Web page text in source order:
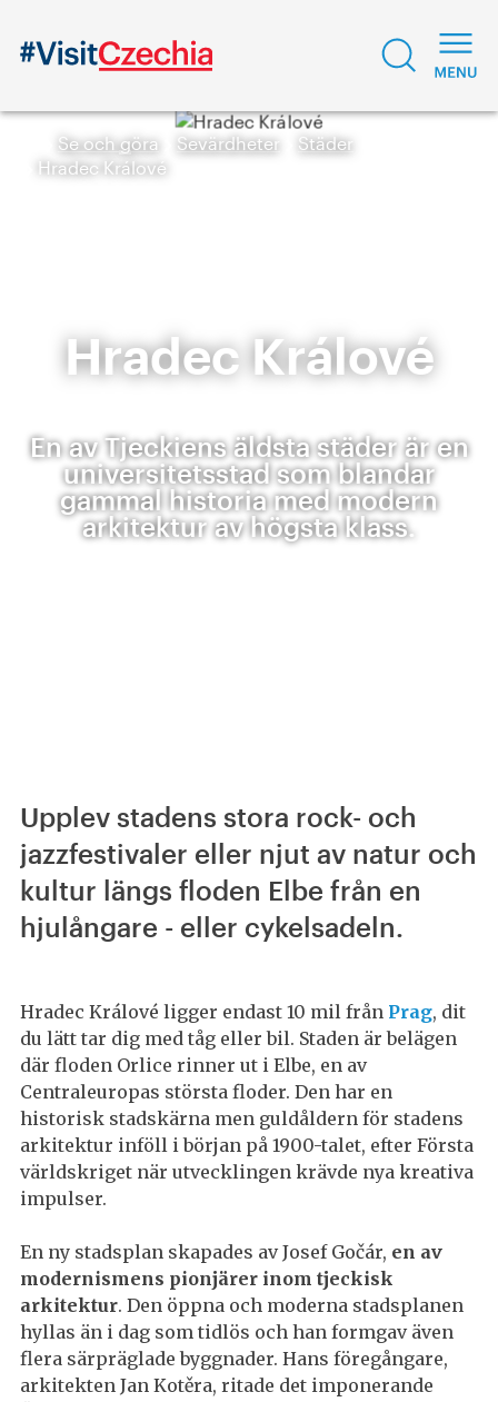
Se och göra Sevärdheter
Städer
Hradec Králové
Hradec Králové
En av Tjeckiens äldsta städer är en
universitetsstad som blandar
gammal historia med modern
arkitektur av högsta klass.
Upplev stadens stora rock- och
jazzfestivaler eller njut av natur och
kultur längs floden Elbe från en
hjulångare - eller cykelsadeln.
Hradec Králové ligger endast 10 mil från Prag, dit
du lätt tar dig med tåg eller bil. Staden är belägen
där floden Orlice rinner ut i Elbe, en av
Centraleuropas största floder. Den har en
historisk stadskärna men guldåldern för stadens
arkitektur inföll i början på 1900-talet, efter Första
världskriget när utvecklingen krävde nya kreativa
impulser.
En ny stadsplan skapades av Josef Gočár, en av
modernismens pionjärer inom tjeckisk
arkitektur. Den öppna och moderna stadsplanen
hyllas än i dag som tidlös och han formgav även
flera särpräglade byggnader. Hans föregångare,
arkitekten Jan Kotěra, ritade det imponerande